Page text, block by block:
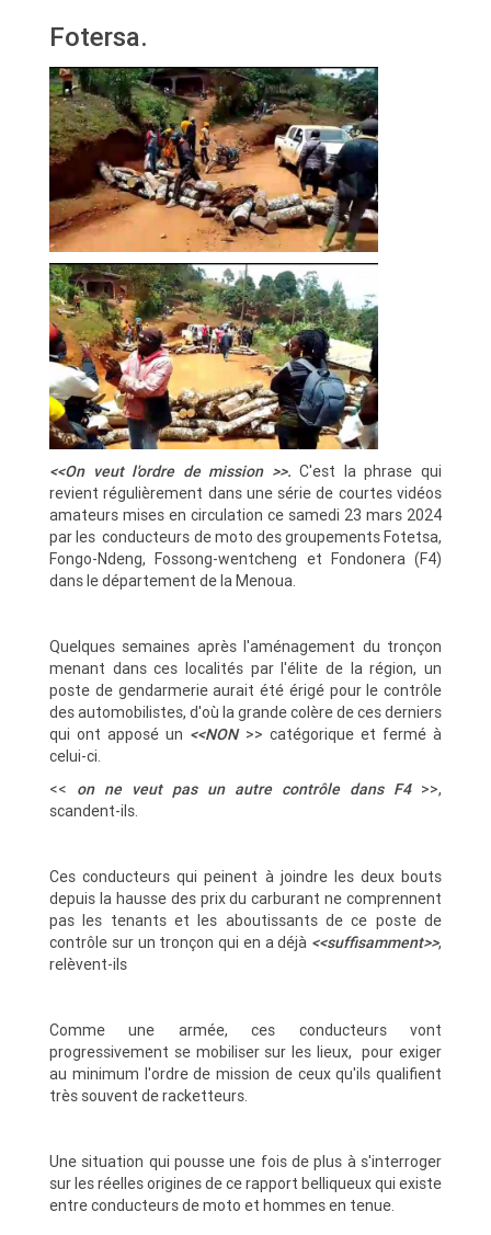
Fotersa.
<<On veut l'ordre de mission >>. C'est la phrase qui
revient régulièrement dans une série de courtes vidéos
amateurs mises en circulation ce samedi 23 mars 2024
par les conducteurs de moto des groupements Fotetsa,
Fongo-Ndeng, Fossong-wentcheng et Fondonera (F4)
dans le département de la Menoua.
Quelques semaines après l'aménagement du tronçon
menant dans ces localités par l'élite de la région, un
poste de gendarmerie aurait été érigé pour le contrôle
des automobilistes, d'où la grande colère de ces derniers
qui ont apposé un <<NON>> catégorique et fermé à
celui-ci.
<< on ne veut pas un autre contrôle dans F4 >>,
scandent-ils.
Ces conducteurs qui peinent à joindre les deux bouts
depuis la hausse des prix du carburant ne comprennent
pas les tenants et les aboutissants de ce poste de
contrôle sur un tronçon qui en a déjà <<suffisamment>>,
relèvent-ils
Comme une armée, ces conducteurs vont
progressivement se mobiliser sur les lieux, pour exiger
au minimum l'ordre de mission de ceux qu'ils qualifient
très souvent de racketteurs.
Une situation qui pousse une fois de plus à s'interroger
sur les réelles origines de ce rapport belliqueux qui existe
entre conducteurs de moto et hommes en tenue.